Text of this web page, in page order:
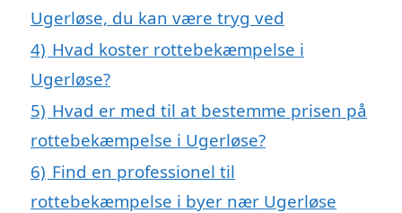
Ugerløse, du kan være tryg ved
4) Hvad koster rottebekæmpelse i
Ugerløse?
5) Hvad er med til at bestemme prisen på
rottebekæmpelse i Ugerløse?
6) Find en professionel til
rottebekæmpelse i byer nær Ugerløse